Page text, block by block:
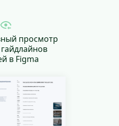
просмотр
в Figma